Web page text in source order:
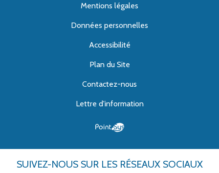
Mentions légales
Données personnelles
Accessibilité
Plan du Site
Contactez-nous
Lettre d'information
SUIVEZ-NOUS SUR LES RÉSEAUX SOCIAUX